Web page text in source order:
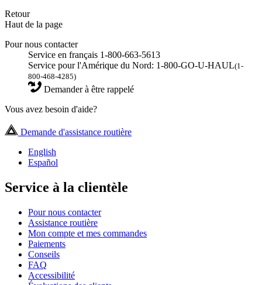
Retour
Haut de la page
Pour nous contacter
Service en français 1-800-663-5613
Service pour l'Amérique du Nord: 1-800-GO-U-HAUL(1-
800-468-4285)
Demander à être rappelé
Vous avez besoin d'aide?
Demande d'assistance routière
English
Español
Service à la clientèle
Pour nous contacter
Assistance routière
Mon compte et mes commandes
Paiements
Conseils
FAQ
Accessibilité